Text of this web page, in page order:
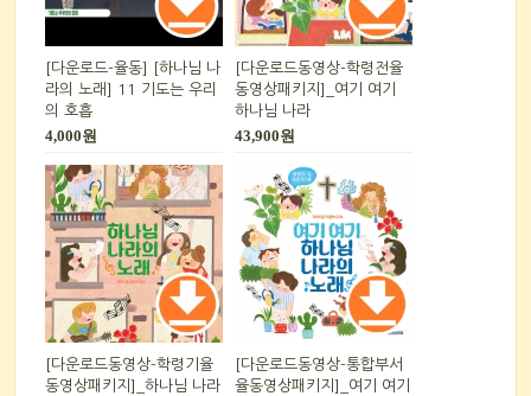
[다운로드-율동] [하나님 나
라의 노래] 11 기도는 우리
의 호흡
4,000원
[다운로드동영상-학령전율
동영상패키지]_여기 여기
하나님 나라
43,900원
[다운로드동영상-학령기율
동영상패키지]_하나님 나라
[다운로드동영상-통합부서
율동영상패키지]_여기 여기